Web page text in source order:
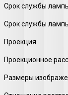
Срок службы
Срок службы
Проекция
Проекционное
Размеры